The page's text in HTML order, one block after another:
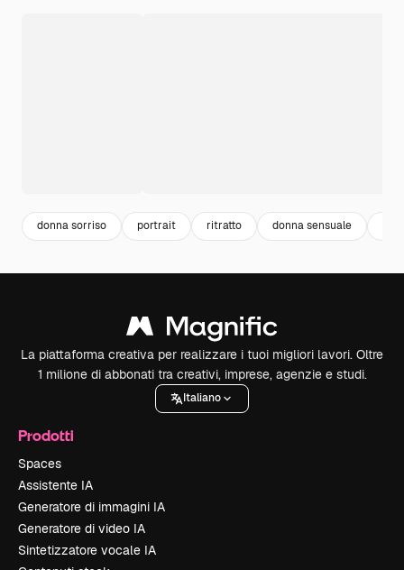
donna sorriso portrait ritratto donna sensuale
La piattaforma creativa per realizzare i tuoi migliori lavori. Oltre
1 milione di abbonati tra creativi, imprese, agenzie e studi.
Italiano
Prodotti
Spaces
Assistente IA
Generatore di immagini IA
Generatore di video IA
Sintetizzatore vocale IA